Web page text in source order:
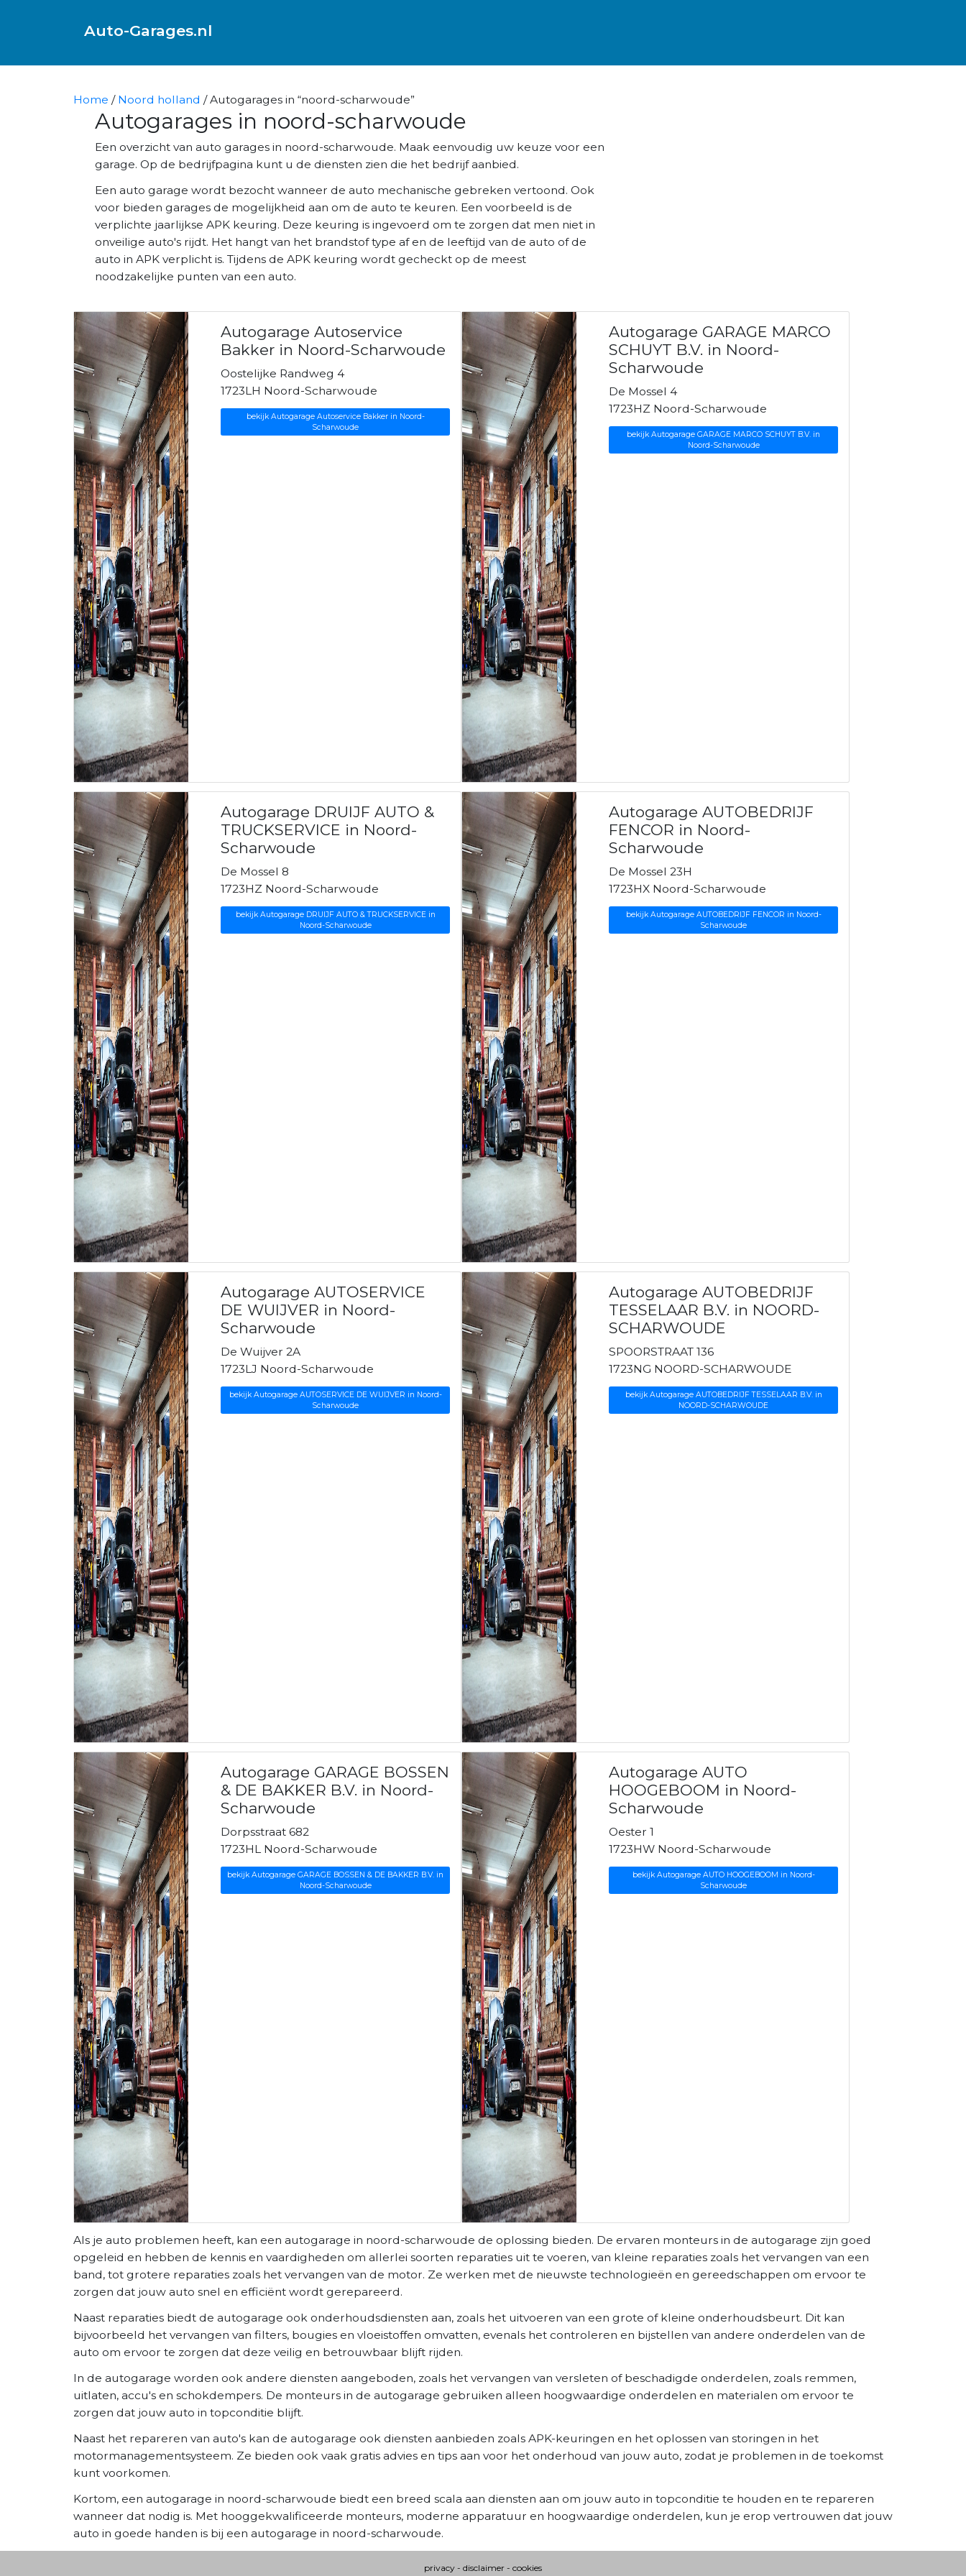
Auto-Garages.nl
Home / Noord holland / Autogarages in “noord-scharwoude”
Autogarages in noord-scharwoude
Een overzicht van auto garages in noord-scharwoude. Maak eenvoudig uw keuze voor een
garage. Op de bedrijfpagina kunt u de diensten zien die het bedrijf aanbied.
Een auto garage wordt bezocht wanneer de auto mechanische gebreken vertoond. Ook
voor bieden garages de mogelijkheid aan om de auto te keuren. Een voorbeeld is de
verplichte jaarlijkse APK keuring. Deze keuring is ingevoerd om te zorgen dat men niet in
onveilige auto's rijdt. Het hangt van het brandstof type af en de leeftijd van de auto of de
auto in APK verplicht is. Tijdens de APK keuring wordt gecheckt op de meest
noodzakelijke punten van een auto.
Autogarage Autoservice
Bakker in Noord-Scharwoude
Oostelijke Randweg 4
1723LH Noord-Scharwoude
bekijk Autogarage Autoservice Bakker in Noord-
Scharwoude
Autogarage GARAGE MARCO
SCHUYT B.V. in Noord-
Scharwoude
De Mossel 4
1723HZ Noord-Scharwoude
bekijk Autogarage GARAGE MARCO SCHUYT B.V. in
Noord-Scharwoude
Autogarage DRUIJF AUTO &
TRUCKSERVICE in Noord-
Scharwoude
De Mossel 8
1723HZ Noord-Scharwoude
bekijk Autogarage DRUIJF AUTO & TRUCKSERVICE in
Noord-Scharwoude
Autogarage AUTOBEDRIJF
FENCOR in Noord-
Scharwoude
De Mossel 23H
1723HX Noord-Scharwoude
bekijk Autogarage AUTOBEDRIJF FENCOR in Noord-
Scharwoude
Autogarage AUTOSERVICE
DE WUIJVER in Noord-
Scharwoude
De Wuijver 2A
1723LJ Noord-Scharwoude
bekijk Autogarage AUTOSERVICE DE WUIJVER in Noord-
Scharwoude
Autogarage AUTOBEDRIJF
TESSELAAR B.V. in NOORD-
SCHARWOUDE
SPOORSTRAAT 136
1723NG NOORD-SCHARWOUDE
bekijk Autogarage AUTOBEDRIJF TESSELAAR B.V. in
NOORD-SCHARWOUDE
Autogarage GARAGE BOSSEN
& DE BAKKER B.V. in Noord-
Scharwoude
Dorpsstraat 682
1723HL Noord-Scharwoude
bekijk Autogarage GARAGE BOSSEN & DE BAKKER B.V. in
Noord-Scharwoude
Autogarage AUTO
HOOGEBOOM in Noord-
Scharwoude
Oester 1
1723HW Noord-Scharwoude
bekijk Autogarage AUTO HOOGEBOOM in Noord-
Scharwoude
Als je auto problemen heeft, kan een autogarage in noord-scharwoude de oplossing bieden. De ervaren monteurs in de autogarage zijn goed
opgeleid en hebben de kennis en vaardigheden om allerlei soorten reparaties uit te voeren, van kleine reparaties zoals het vervangen van een
band, tot grotere reparaties zoals het vervangen van de motor. Ze werken met de nieuwste technologieën en gereedschappen om ervoor te
zorgen dat jouw auto snel en efficiënt wordt gerepareerd.
Naast reparaties biedt de autogarage ook onderhoudsdiensten aan, zoals het uitvoeren van een grote of kleine onderhoudsbeurt. Dit kan
bijvoorbeeld het vervangen van filters, bougies en vloeistoffen omvatten, evenals het controleren en bijstellen van andere onderdelen van de
auto om ervoor te zorgen dat deze veilig en betrouwbaar blijft rijden.
In de autogarage worden ook andere diensten aangeboden, zoals het vervangen van versleten of beschadigde onderdelen, zoals remmen,
uitlaten, accu's en schokdempers. De monteurs in de autogarage gebruiken alleen hoogwaardige onderdelen en materialen om ervoor te
zorgen dat jouw auto in topconditie blijft.
Naast het repareren van auto's kan de autogarage ook diensten aanbieden zoals APK-keuringen en het oplossen van storingen in het
motormanagementsysteem. Ze bieden ook vaak gratis advies en tips aan voor het onderhoud van jouw auto, zodat je problemen in de toekomst
kunt voorkomen.
Kortom, een autogarage in noord-scharwoude biedt een breed scala aan diensten aan om jouw auto in topconditie te houden en te repareren
wanneer dat nodig is. Met hooggekwalificeerde monteurs, moderne apparatuur en hoogwaardige onderdelen, kun je erop vertrouwen dat jouw
auto in goede handen is bij een autogarage in noord-scharwoude.
privacy - disclaimer - cookies